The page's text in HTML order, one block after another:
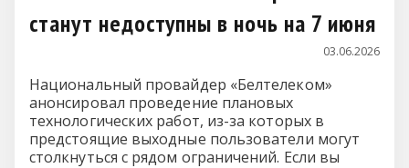
станут недоступны в ночь на 7 июня
03.06.2026
Национальный провайдер «Белтелеком»
анонсировал проведение плановых
технологических работ, из-за которых в
предстоящие выходные пользователи могут
столкнуться с рядом ограничений. Если вы